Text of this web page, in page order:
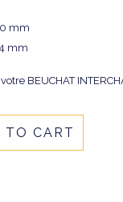
mm
mm
BEUCHAT
TO CART